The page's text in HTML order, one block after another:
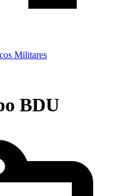
Militares
BDU